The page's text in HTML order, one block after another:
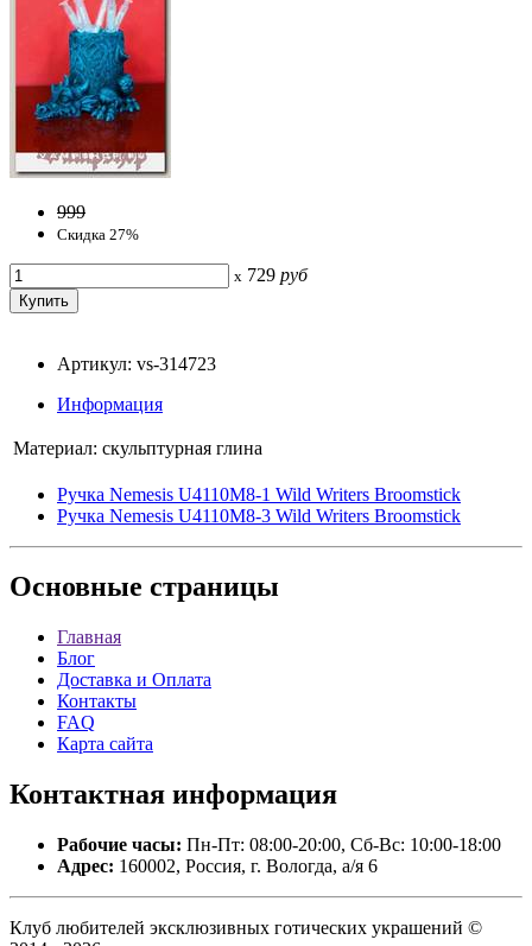
999
Скидка 27%
x 729 руб
Артикул: vs-314723
Информация
Материал: скульптурная глина
Ручка Nemesis U4110M8-1 Wild Writers Broomstick
Ручка Nemesis U4110M8-3 Wild Writers Broomstick
Основные страницы
Главная
Блог
Доставка и Оплата
Контакты
FAQ
Карта сайта
Контактная информация
Рабочие часы: Пн-Пт: 08:00-20:00, Сб-Вс: 10:00-18:00
Адрес: 160002, Россия, г. Вологда, а/я 6
Клуб любителей эксклюзивных готических украшений ©